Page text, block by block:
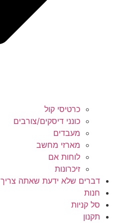
כרטיסי קול
כונני דיסקים/צורבים
מעבדים
מארזי מחשב
לוחות אם
זיכרונות
דברים שלא ידעת שאתה צריך
חנות
סל קניות
תקנון